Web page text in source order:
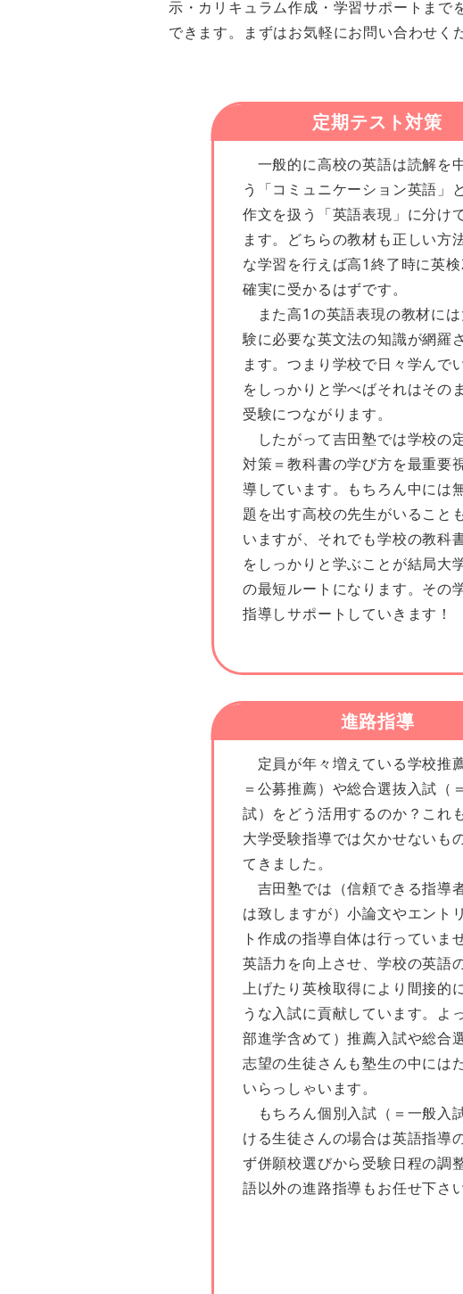
示・カリキュラム作成・学習サポートま
できます。まずはお気軽にお問い合わせく
定期テスト対策
一般的に高校の英語は読解を
う「コミュニケーション英語」
作文を扱う「英語表現」に分け
ます。どちらの教材も正しい方
な学習を行えば高1終了時に英
確実に受かるはずです。
また高1の英語表現の教材には
験に必要な英文法の知識が網羅
ます。つまり学校で日々学んで
をしっかりと学べばそれはその
受験につながります。
したがって吉田塾では学校の
対策＝教科書の学び方を最重要
導しています。もちろん中には
題を出す高校の先生がいること
いますが、それでも学校の教科
をしっかりと学ぶことが結局大
の最短ルートになります。その
指導しサポートしていきます！
進路指導
定員が年々増えている学校推
＝公募推薦）や総合選抜入試（
試）をどう活用するのか？これ
大学受験指導では欠かせないも
てきました。
吉田塾では（信頼できる指導
は致しますが）小論文やエント
ト作成の指導自体は行っていま
英語力を向上させ、学校の英語
上げたり英検取得により間接的
うな入試に貢献しています。よ
部進学含めて）推薦入試や総合
志望の生徒さんも塾生の中には
いらっしゃいます。
もちろん個別入試（＝一般入
ける生徒さんの場合は英語指導
ず併願校選びから受験日程の調
語以外の進路指導もお任せ下さい